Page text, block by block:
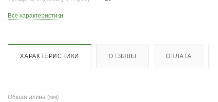
Все характеристики
ХАРАКТЕРИСТИКИ ОТЗЫВЫ ОПЛАТА
Общая длина (мм)